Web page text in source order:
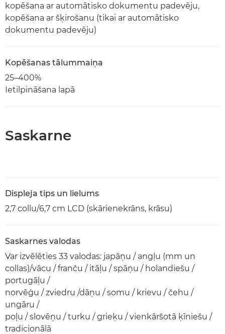
kopēšana ar automātisko dokumentu padevēju,
kopēšana ar šķirošanu (tikai ar automātisko
dokumentu padevēju)
Kopēšanas tālummaiņa
25–400%
Ietilpināšana lapā
Saskarne
Displeja tips un lielums
2,7 collu/6,7 cm LCD (skārienekrāns, krāsu)
Saskarnes valodas
Var izvēlēties 33 valodas: japāņu / angļu (mm un
collas)/vācu / franču / itāļu / spāņu / holandiešu /
portugāļu /
norvēģu / zviedru /dāņu / somu / krievu / čehu /
ungāru /
poļu / slovēņu / turku / grieķu / vienkāršotā ķīniešu /
tradicionālā